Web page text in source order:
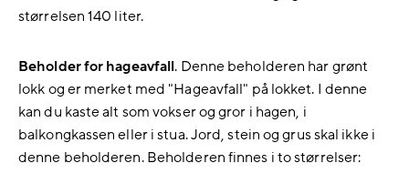
størrelsen 140 liter.
Beholder for hageavfall. Denne beholderen har grønt
lokk og er merket med "Hageavfall" på lokket. I denne
kan du kaste alt som vokser og gror i hagen, i
balkongkassen eller i stua. Jord, stein og grus skal ikke i
denne beholderen. Beholderen finnes i to størrelser: